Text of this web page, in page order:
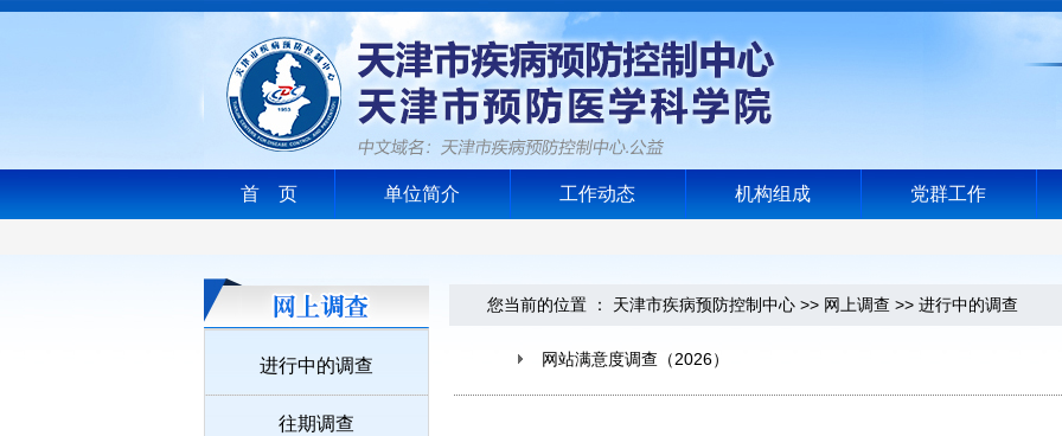
首 页 单位简介 工作动态 机构组成 党群工作
进行中的调查
往期调查
您当前的位置 ： 天津市疾病预防控制中心 >> 网上调查 >> 进行中的调查
网站满意度调查（2026）